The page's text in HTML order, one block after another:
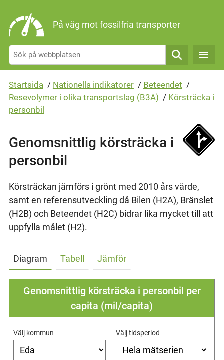
På väg mot fossilfria transporter
Sök
Startsida / Nationella indikatorer / Beteendet /
Resevolymer i olika transportslag (B3A) / Körsträcka i
personbil
Genomsnittlig körsträcka i
personbil
Körsträckan jämförs i grönt med 2010 års värde,
samt en referensutveckling då Bilen (H2A), Bränslet
(H2B) och Beteendet (H2C) bidrar lika mycket till att
uppfylla målet (H2).
Diagram Tabell Jämför
Genomsnittlig körsträcka i personbil per
capita (mil/capita)
Välj kommun Välj tidsperiod